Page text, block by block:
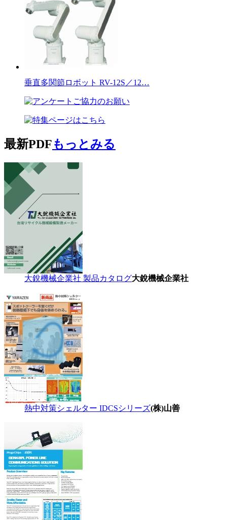
垂直多関節ロボット RV-12S／12…
最新PDFもっとみる
大銳機械企業社 製品カタログ大銳機械企業社
熱中対策シェルター IDCSシリーズ(株)山善